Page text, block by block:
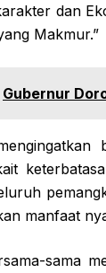
dan
Makmur.”
Gubernur
manfaat
sama